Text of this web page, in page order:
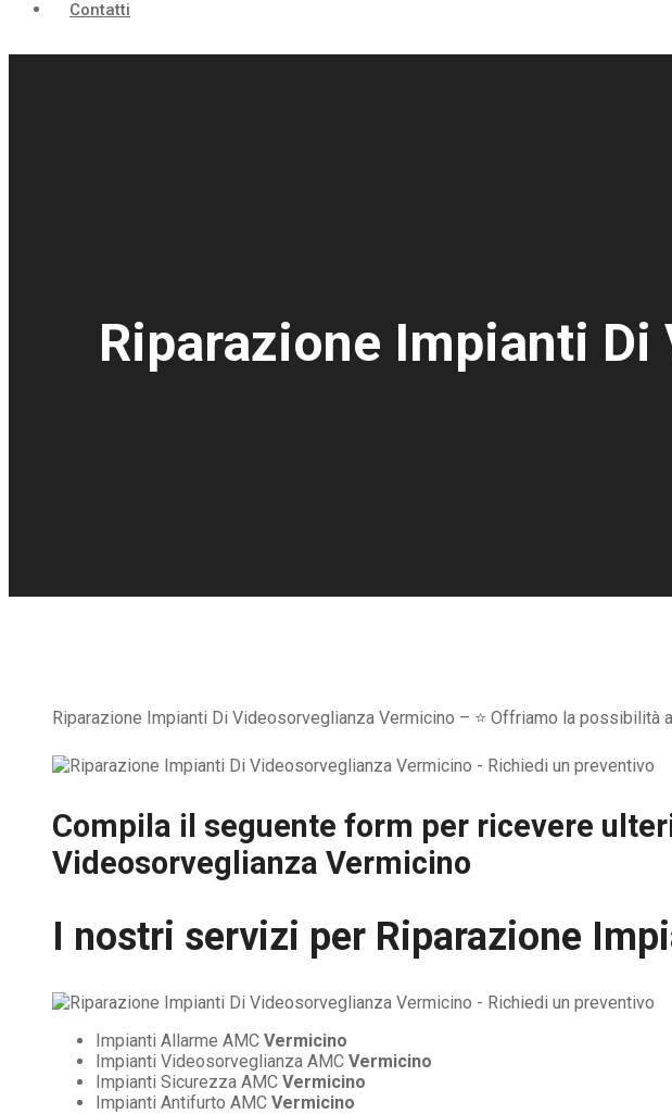
Contatti
Riparazione Impianti
Riparazione Impianti Di Videosorveglianza Vermicino – ⭐ Offriamo la
Compila il seguente form per ricevere
Videosorveglianza Vermicino
I nostri servizi per Riparazione
Impianti Allarme AMC Vermicino
Impianti Videosorveglianza AMC Vermicino
Impianti Sicurezza AMC Vermicino
Impianti Antifurto AMC Vermicino